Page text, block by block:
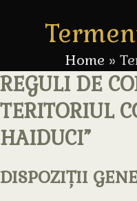
Home »
REGULI DE
TERITORIUL
HAIDUCI”
DISPOZIȚII